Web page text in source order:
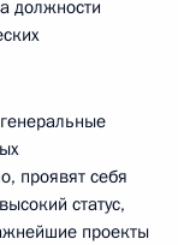
должности
проявят себя
статус,
проекты